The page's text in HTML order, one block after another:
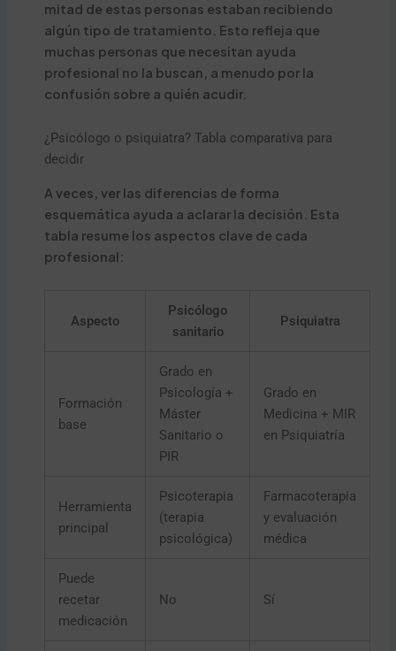
mitad de estas personas estaban recibiendo
algún tipo de tratamiento. Esto refleja que
muchas personas que necesitan ayuda
profesional no la buscan, a menudo por la
confusión sobre a quién acudir.
¿Psicólogo o psiquiatra? Tabla comparativa para
decidir
A veces, ver las diferencias de forma
esquemática ayuda a aclarar la decisión. Esta
tabla resume los aspectos clave de cada
profesional:
Aspecto
Psicólogo
sanitario
Psiquiatra
Formación
base
Grado en
Psicología +
Máster
Sanitario o
PIR
Grado en
Medicina + MIR
en Psiquiatría
Herramienta
principal
Psicoterapia
(terapia
psicológica)
Farmacoterapia
y evaluación
médica
Puede
recetar
medicación
No Sí